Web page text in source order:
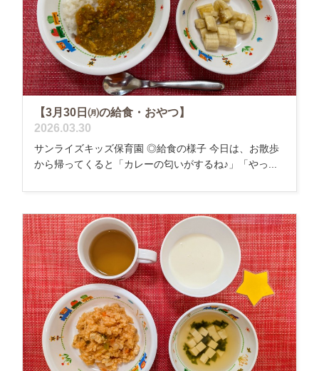
【3月30日㈪の給食・おやつ】
2026.03.30
サンライズキッズ保育園 ◎給食の様子 今日は、お散歩
から帰ってくると「カレーの匂いがするね♪」「やっ...